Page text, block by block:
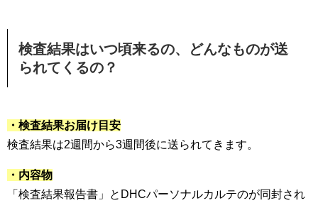
検査結果はいつ頃来るの、どんなものが送
られてくるの？
・検査結果お届け目安
検査結果は2週間から3週間後に送られてきます。
・内容物
「検査結果報告書」とDHCパーソナルカルテのが同封され